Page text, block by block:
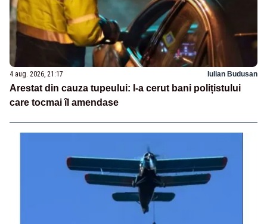
4 aug. 2026, 21:17 Iulian Budusan
Arestat din cauza tupeului: I-a cerut bani polițistului
care tocmai îl amendase